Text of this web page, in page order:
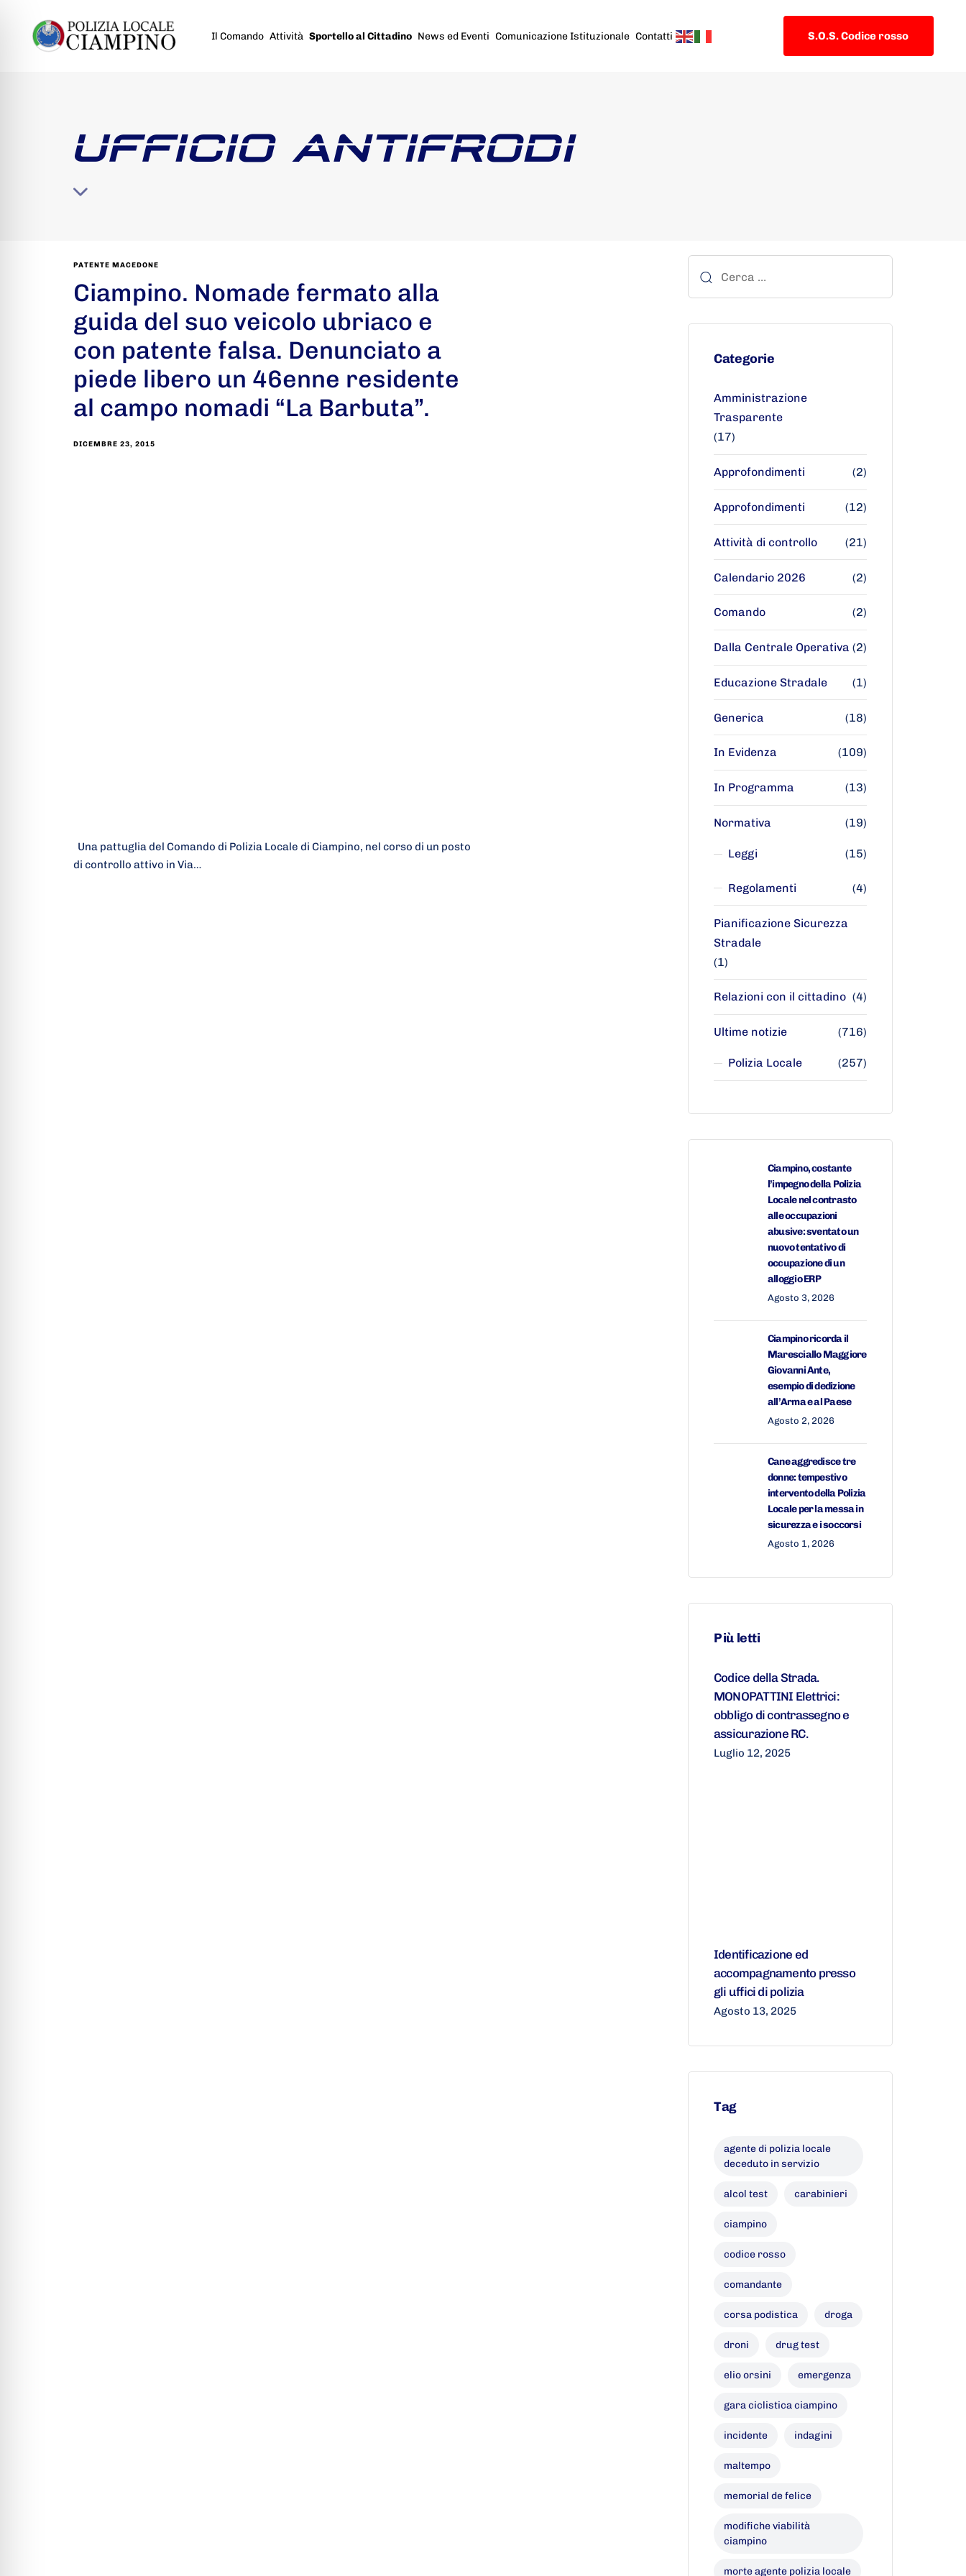
Il Comando Attività Sportello al Cittadino News ed Eventi Comunicazione Istituzionale Contatti S.O.S. Codice rosso
UFFICIO ANTIFRODI
PATENTE MACEDONE
Ciampino. Nomade fermato alla
guida del suo veicolo ubriaco e
con patente falsa. Denunciato a
piede libero un 46enne residente
al campo nomadi “La Barbuta”.
DICEMBRE 23, 2015
Una pattuglia del Comando di Polizia Locale di Ciampino, nel corso di un posto
di controllo attivo in Via…
Categorie
Amministrazione
Trasparente
(17)
Approfondimenti (2)
Approfondimenti (12)
Attività di controllo (21)
Calendario 2026 (2)
Comando (2)
Dalla Centrale Operativa (2)
Educazione Stradale (1)
Generica (18)
In Evidenza (109)
In Programma (13)
Normativa (19)
Leggi (15)
Regolamenti (4)
Pianificazione Sicurezza
Stradale
(1)
Relazioni con il cittadino (4)
Ultime notizie (716)
Polizia Locale (257)
Ciampino, costante
l’impegno della Polizia
Locale nel contrasto
alle occupazioni
abusive: sventato un
nuovo tentativo di
occupazione di un
alloggio ERP
Agosto 3, 2026
Ciampino ricorda il
Maresciallo Maggiore
Giovanni Ante,
esempio di dedizione
all’Arma e al Paese
Agosto 2, 2026
Cane aggredisce tre
donne: tempestivo
intervento della Polizia
Locale per la messa in
sicurezza e i soccorsi
Agosto 1, 2026
Più letti
Codice della Strada.
MONOPATTINI Elettrici:
obbligo di contrassegno e
assicurazione RC.
Luglio 12, 2025
Identificazione ed
accompagnamento presso
gli uffici di polizia
Agosto 13, 2025
Tag
agente di polizia locale
deceduto in servizio
alcol test carabinieri
ciampino
codice rosso
comandante
corsa podistica droga
droni drug test
elio orsini emergenza
gara ciclistica ciampino
incidente indagini
maltempo
memorial de felice
modifiche viabilità
ciampino
morte agente polizia locale